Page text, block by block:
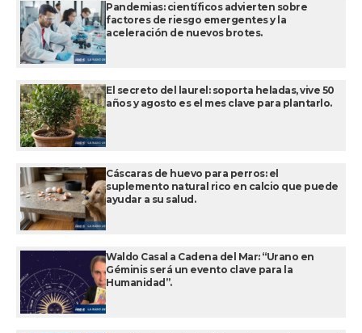
Pandemias: científicos advierten sobre
factores de riesgo emergentes y la
aceleración de nuevos brotes.
El secreto del laurel: soporta heladas, vive 50
años y agosto es el mes clave para plantarlo.
Cáscaras de huevo para perros: el
suplemento natural rico en calcio que puede
ayudar a su salud.
Waldo Casal a Cadena del Mar: “Urano en
Géminis será un evento clave para la
Humanidad”.